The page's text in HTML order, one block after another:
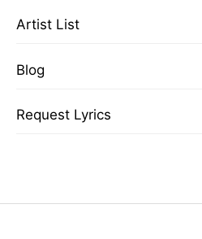
Artist List
Blog
Request Lyrics